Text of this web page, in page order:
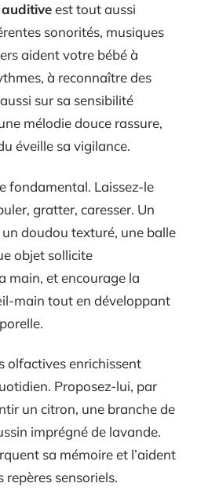
est tout aussi
sonorités, musiques
aident votre bébé à
à reconnaître des
sur sa sensibilité
mélodie douce rassure,
éveille sa vigilance.
fondamental. Laissez-le
gratter, caresser. Un
doudou texturé, une balle
objet sollicite
main, et encourage la
main tout en développant
olfactives enrichissent
Proposez-lui, par
un citron, une branche de
imprégné de lavande.
sa mémoire et l’aident
repères sensoriels.